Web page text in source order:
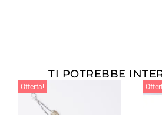
TI POTREBBE
Offerta!